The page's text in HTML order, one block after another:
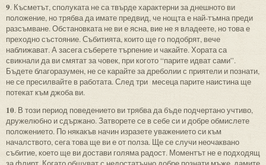
9. Късметът, сполуката не са твърде характерни за днешното ви
положение, но трябва да имате предвид, че нощта е най-тъмна преди
разсъмване. Обстановката не ви е ясна, вие не я владеете, но това е
преходно състояние. Събитията, които ще го подобрят, вече
наближават. А засега съберете търпение и чакайте. Хората са
свикнали да ви смятат за човек, при когото “парите идват сами”.
Бъдете благоразумен, не се карайте за дреболии с приятели и познати,
не се пресилвайте в работата. След три месеца парите наистина ще
потекат към джоба ви.
10. В този период поведението ви трябва да бъде подчертано учтиво,
дружелюбно и сдържано. Затворете се в себе си и добре обмислете
положението. По някакъв начин изразете уважението си към
началството, сега това ще ви е от полза. Ще се случи неочаквано
събитие, което ще ви достави голяма радост. Моментът не е подходящ